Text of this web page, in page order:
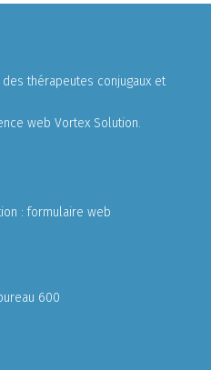
thérapeutes conjugaux et
web Vortex Solution.
:formulaire web
600